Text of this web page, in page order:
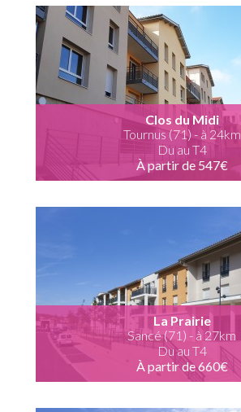
Clos du Midi
Tournus (71) - à 24km
Du au T4
À partir de 547€
La Prairie
Sancé (71) - à 27km
Du au T4
À partir de 660€